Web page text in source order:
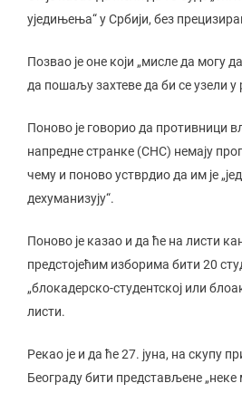
уједињења“ у Србији, без
Позвао је оне који „мисле да могу
да пошаљу захтеве да би се узели
Поново је говорио да противници
напредне странке (СНС) немају
чему и поново устврдио да им је
дехуманизују“.
Поново је казао и да ће на листи
предстојећим изборима бити 20
„блокадерско-студентској или
листи.
Рекао је и да ће 27. јуна, на скупу
Београду бити представљене